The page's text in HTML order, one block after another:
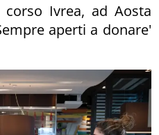
Ivrea, ad Aosta
aperti a donare'